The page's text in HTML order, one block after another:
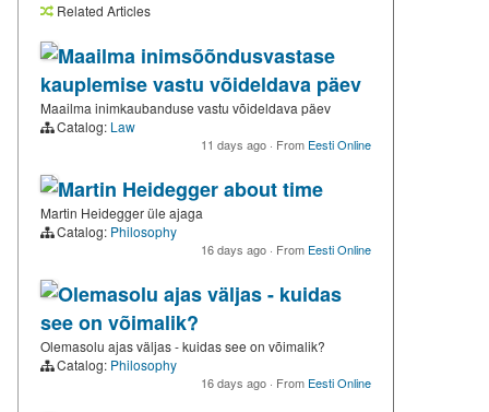
Related Articles
Maailma inimsõõndusvastase
kauplemise vastu võideldava päev
Maailma inimkaubanduse vastu võideldava päev
Catalog: Law
11 days ago · From Eesti Online
Martin Heidegger about time
Martin Heidegger üle ajaga
Catalog: Philosophy
16 days ago · From Eesti Online
Olemasolu ajas väljas - kuidas
see on võimalik?
Olemasolu ajas väljas - kuidas see on võimalik?
Catalog: Philosophy
16 days ago · From Eesti Online